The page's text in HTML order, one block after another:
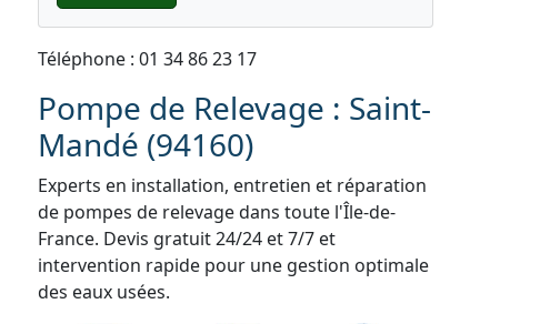
Téléphone : 01 34 86 23 17
Pompe de Relevage : Saint-
Mandé (94160)
Experts en installation, entretien et réparation
de pompes de relevage dans toute l'Île-de-
France. Devis gratuit 24/24 et 7/7 et
intervention rapide pour une gestion optimale
des eaux usées.